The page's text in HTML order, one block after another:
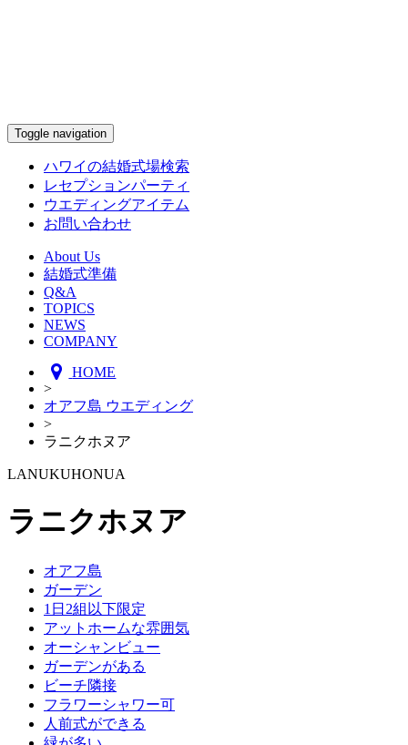
Toggle navigation
ハワイの結婚式場検索
レセプションパーティ
ウエディングアイテム
お問い合わせ
About Us
結婚式準備
Q&A
TOPICS
NEWS
COMPANY
HOME
>
オアフ島 ウエディング
>
ラニクホヌア
LANUKUHONUA
ラニクホヌア
オアフ島
ガーデン
1日2組以下限定
アットホームな雰囲気
オーシャンビュー
ガーデンがある
ビーチ隣接
フラワーシャワー可
人前式ができる